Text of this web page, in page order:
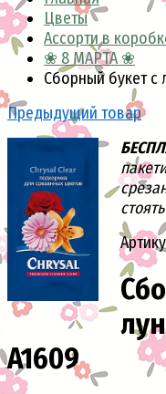
Цветы
Ассорти в
❀ 8 МАРТА ❀
Сборный букет с
Предыдущий товар
A1609